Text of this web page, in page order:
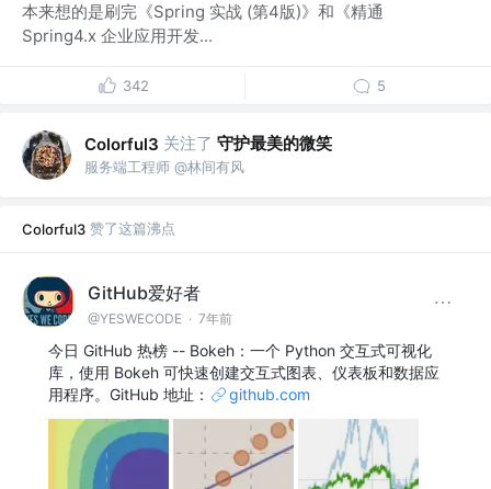
本来想的是刷完《Spring 实战 (第4版)》和《精通
Spring4.x 企业应用开发...
342 5
Colorful3 关注了 守护最美的微笑
服务端工程师 @林间有风
Colorful3 赞了这篇沸点
GitHub爱好者
@YESWECODE · 7年前
今日 GitHub 热榜 -- Bokeh：一个 Python 交互式可视化
库，使用 Bokeh 可快速创建交互式图表、仪表板和数据应
用程序。GitHub 地址：
github.com